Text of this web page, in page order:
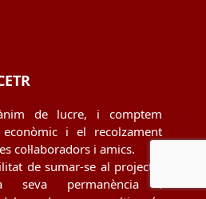
de lucre, i comptem
i el recolzament
col·laboradors i amics.
de sumar-se al projecte,
permanència i